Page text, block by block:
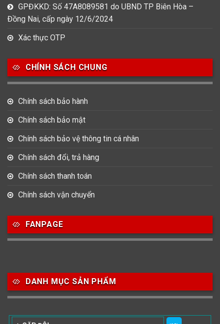
GPĐKKD: Số 47A8089581 do UBND TP Biên Hòa –
Đồng Nai, cấp ngày 12/6/2024
Xác thực OTP
CHÍNH SÁCH CHUNG
Chính sách bảo hành
Chính sách bảo mật
Chính sách bảo vệ thông tin cá nhân
Chính sách đổi, trả hàng
Chính sách thanh toán
Chính sách vận chuyển
FANPAGE
DANH MỤC SẢN PHẨM